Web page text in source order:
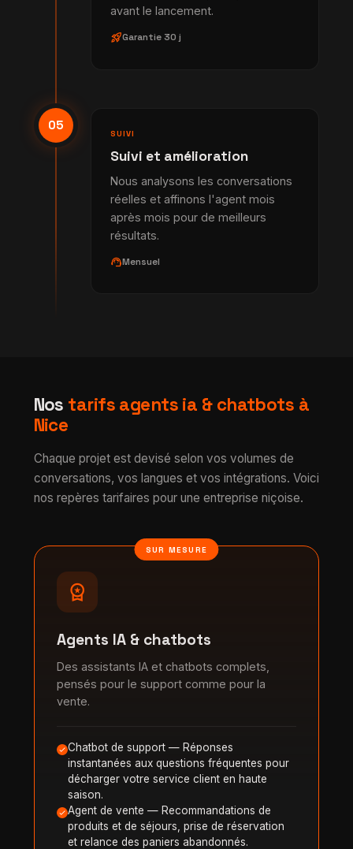
avant le lancement.
rocket_launchGarantie 30 j
05
SUIVI
Suivi et amélioration
Nous analysons les conversations
réelles et affinons l'agent mois
après mois pour de meilleurs
résultats.
support_agentMensuel
Nos tarifs agents ia & chatbots à
Nice
Chaque projet est devisé selon vos volumes de
conversations, vos langues et vos intégrations. Voici
nos repères tarifaires pour une entreprise niçoise.
SUR MESURE
workspace_premium
Agents IA & chatbots
Des assistants IA et chatbots complets,
pensés pour le support comme pour la
vente.
Chatbot de support — Réponses
instantanées aux questions fréquentes pour
décharger votre service client en haute
saison.
Agent de vente — Recommandations de
produits et de séjours, prise de réservation
et relance des paniers abandonnés.